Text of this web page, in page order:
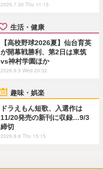
2026.7.30 Thu 11:15
生活・健康
【高校野球2026夏】仙台育英
が開幕戦勝利、第2日は東筑
vs神村学園ほか
2026.8.5 Wed 20:32
趣味・娯楽
ドラえもん短歌、入選作は
11/20発売の新刊に収録…9/3
締切
2026.8.6 Thu 15:15